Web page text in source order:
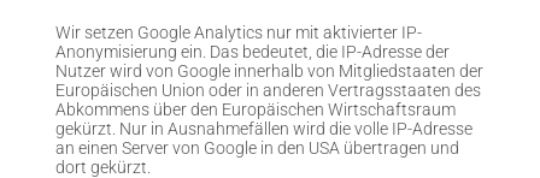
Wir setzen Google Analytics nur mit aktivierter IP-
Anonymisierung ein. Das bedeutet, die IP-Adresse der
Nutzer wird von Google innerhalb von Mitgliedstaaten der
Europäischen Union oder in anderen Vertragsstaaten des
Abkommens über den Europäischen Wirtschaftsraum
gekürzt. Nur in Ausnahmefällen wird die volle IP-Adresse
an einen Server von Google in den USA übertragen und
dort gekürzt.